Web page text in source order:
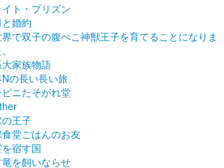
ト・プリズン
と婚約
で双子の腹ぺこ神獣王子を育てることになりま
大家族物語
Nの長い長い旅
ビニたそがれ堂
王子
食堂ごはんのお友
宿す国
を飼いならせ